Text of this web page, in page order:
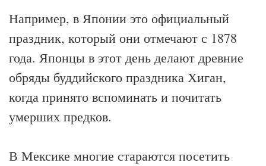
Например, в Японии это официальный
праздник, который они отмечают с 1878
года. Японцы в этот день делают древние
обряды буддийского праздника Хиган,
когда принято вспоминать и почитать
умерших предков.
В Мексике многие стараются посетить